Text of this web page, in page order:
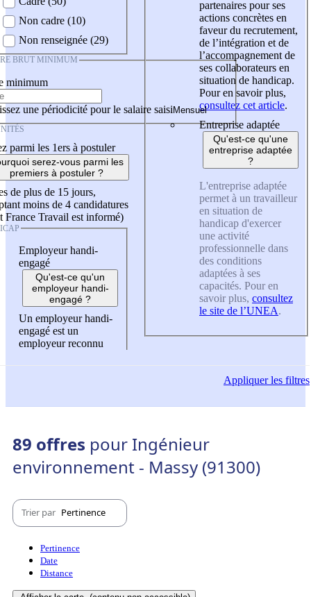
Non cadre (10)
Non renseignée (29)
BRUT MINIMUM
minimum
une périodicité pour le salaire saisi
parmi les 1ers à postuler
serez-vous parmi les
premiers à postuler ?
de plus de 15 jours,
moins de 4 candidatures
France Travail est informé)
Employeur handi-
engagé
Qu'est-ce qu'un
employeur handi-
engagé ?
Un employeur handi-
engagé est un
employeur reconnu
partenaires pour ses
actions concrètes en
faveur du recrutement,
de l’intégration et de
l’accompagnement de
ses collaborateurs en
situation de handicap.
Pour en savoir plus,
consultez cet article.
Entreprise adaptée
Qu'est-ce qu'une
entreprise adaptée
?
L'entreprise adaptée
permet à un travailleur
en situation de
handicap d'exercer
une activité
professionnelle dans
des conditions
adaptées à ses
capacités. Pour en
savoir plus, consultez
le site de l’UNEA.
Appliquerles filtres
89 offres pour Ingénieur
environnement - Massy (91300)
Trier par Pertinence
Pertinence
Date
Distance